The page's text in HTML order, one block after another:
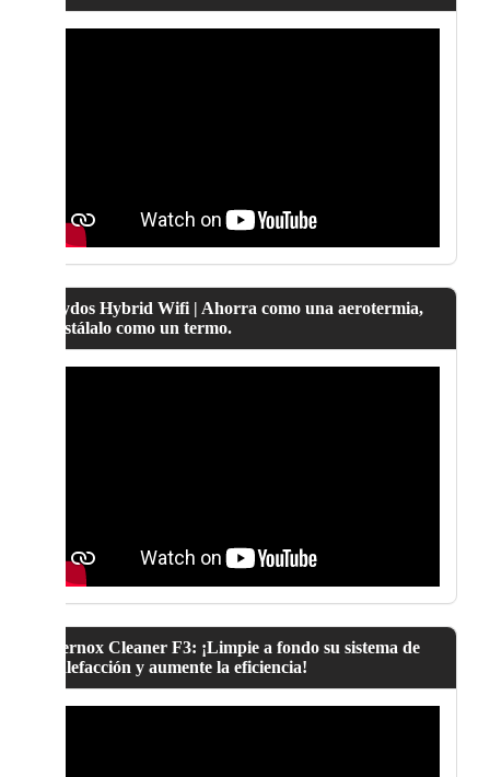
Lydos Hybrid Wifi | Ahorra como una aerotermia,
instálalo como un termo.
Fernox Cleaner F3: ¡Limpie a fondo su sistema de
calefacción y aumente la eficiencia!